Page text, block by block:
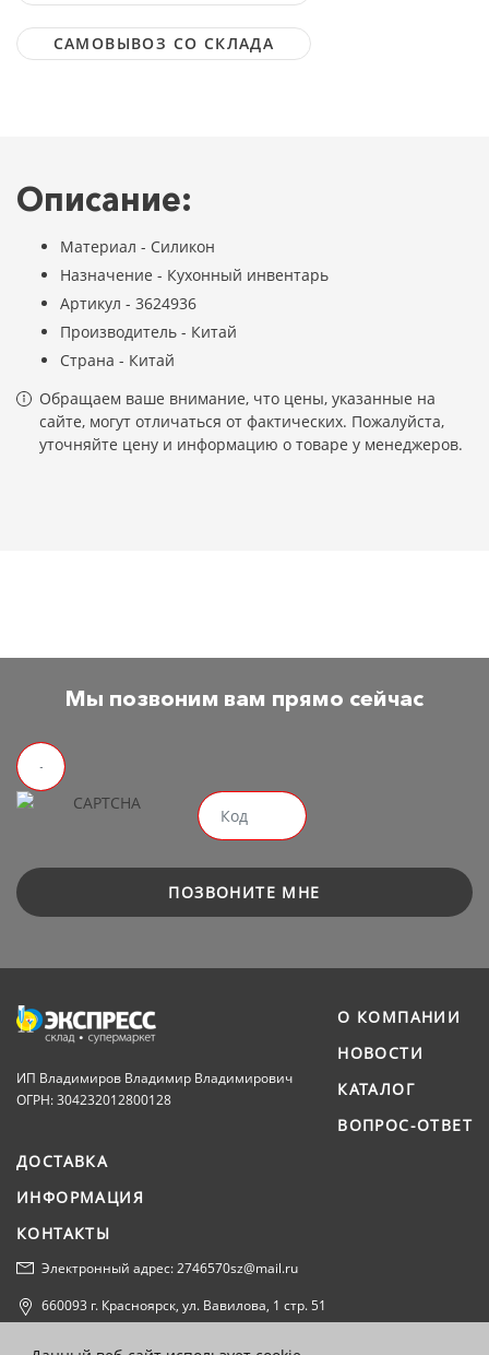
САМОВЫВОЗ СО СКЛАДА
Описание:
Материал - Силикон
Назначение - Кухонный инвентарь
Артикул - 3624936
Производитель - Китай
Страна - Китай
Обращаем ваше внимание, что цены, указанные на
сайте, могут отличаться от фактических. Пожалуйста,
уточняйте цену и информацию о товаре у менеджеров.
Мы позвоним вам прямо сейчас
ПОЗВОНИТЕ МНЕ
ИП Владимиров Владимир Владимирович
ОГРН: 304232012800128
О КОМПАНИИ
НОВОСТИ
КАТАЛОГ
ВОПРОС-ОТВЕТ
ДОСТАВКА
ИНФОРМАЦИЯ
КОНТАКТЫ
Электронный адрес: 2746570sz@mail.ru
660093 г. Красноярск, ул. Вавилова, 1 стр. 51